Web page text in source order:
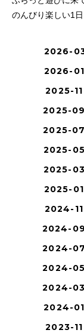
のんびり楽しい1
2026-03
2026-01
2025-11
2025-09
2025-07
2025-05
2025-03
2025-01
2024-11
2024-09
2024-07
2024-05
2024-03
2024-01
2023-11